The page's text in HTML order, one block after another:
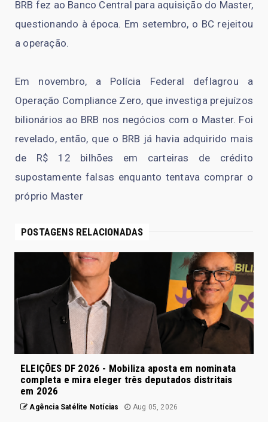
BRB fez ao Banco Central para aquisição do Master,
questionando à época. Em setembro, o BC rejeitou
a operação.
Em novembro, a Polícia Federal deflagrou a
Operação Compliance Zero, que investiga prejuízos
bilionários ao BRB nos negócios com o Master. Foi
revelado, então, que o BRB já havia adquirido mais
de R$ 12 bilhões em carteiras de crédito
supostamente falsas enquanto tentava comprar o
próprio Master
POSTAGENS RELACIONADAS
ELEIÇÕES DF 2026 - Mobiliza aposta em nominata
completa e mira eleger três deputados distritais
em 2026
Agência Satélite Notícias Aug 05, 2026